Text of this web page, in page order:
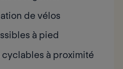
de vélos
à pied
à proximité